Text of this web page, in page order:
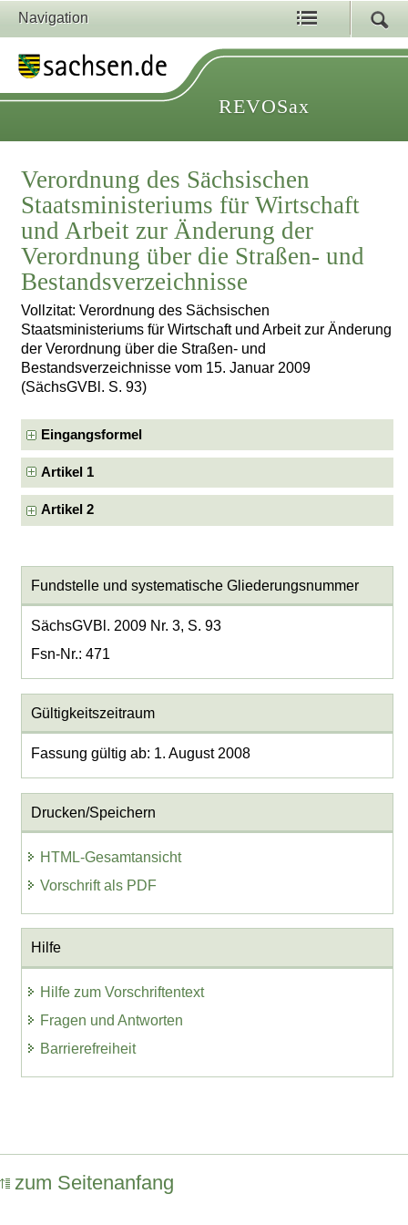
Navigation
REVOSax
Verordnung des Sächsischen
Staatsministeriums für Wirtschaft
und Arbeit zur Änderung der
Verordnung über die Straßen- und
Bestandsverzeichnisse
Vollzitat: Verordnung des Sächsischen
Staatsministeriums für Wirtschaft und Arbeit zur Änderung
der Verordnung über die Straßen- und
Bestandsverzeichnisse vom 15. Januar 2009
(SächsGVBl. S. 93)
Eingangsformel
Artikel 1
Artikel 2
Fundstelle und systematische Gliederungsnummer
SächsGVBl. 2009 Nr. 3, S. 93
Fsn-Nr.: 471
Gültigkeitszeitraum
Fassung gültig ab: 1. August 2008
Drucken/Speichern
HTML-Gesamtansicht
Vorschrift als PDF
Hilfe
Hilfe zum Vorschriftentext
Fragen und Antworten
Barrierefreiheit
zum Seitenanfang